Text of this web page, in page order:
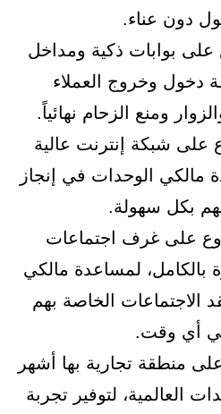
دون عناء.
بوابات ذكية ومداخل
دخول وخروج العملاء
ومنع الزحام نهائياً.
على شبكة إنترنت عالية
مالكي الوحدات في إنجاز
بكل سهولة.
على غرف اجتماعات
بالكامل، لمساعدة مالكي
الاجتماعات الخاصة بهم
أي وقت.
منطقة تجارية بها أشهر
العالمية، لتوفير تجربة